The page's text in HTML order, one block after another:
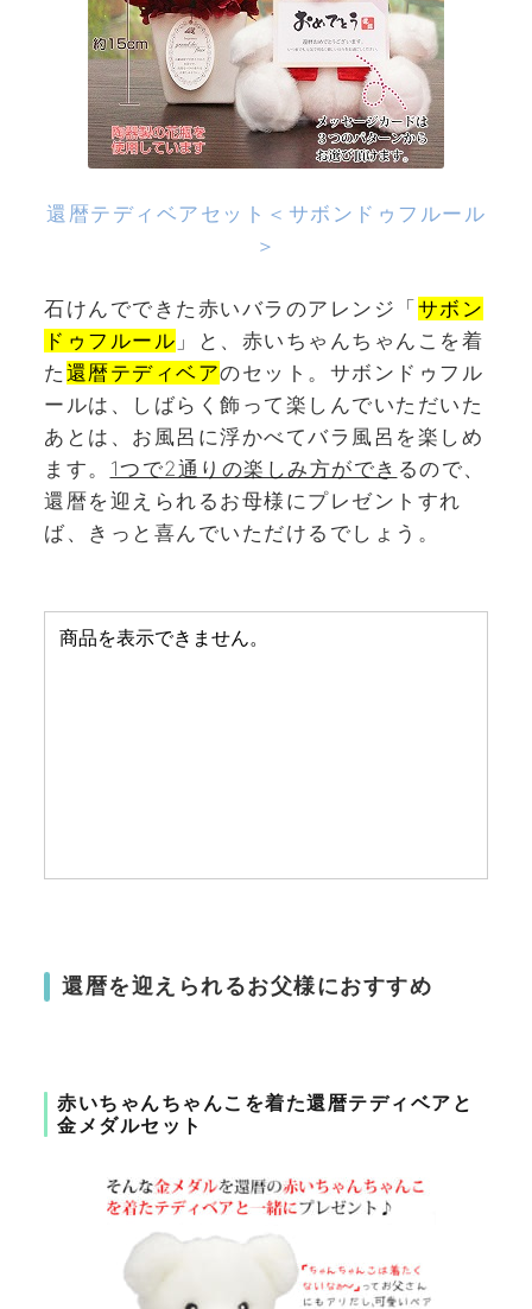
還暦テディベアセット＜サボンドゥフルール
＞
石けんでできた赤いバラのアレンジ「サボン
ドゥフルール 」と、赤いちゃんちゃんこを着
た 還暦テディベアのセット。サボンドゥフル
ールは、しばらく飾って楽しんでいただいた
あとは、お風呂に浮かべてバラ風呂を楽しめ
ます。 1つで2通りの楽しみ方ができ るので、
還暦を迎えられるお母様にプレゼントすれ
ば、きっと喜んでいただけるでしょう。
還暦を迎えられるお父様におすすめ
赤いちゃんちゃんこを着た還暦テディベアと
金メダルセット